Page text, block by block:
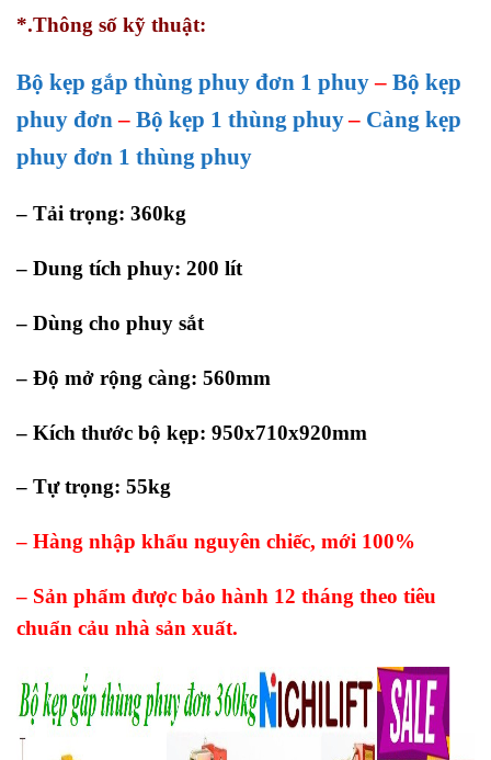
*.Thông số kỹ thuật:
Bộ kẹp gắp thùng phuy đơn 1 phuy– Bộ kẹp
phuy đơn – Bộ kẹp 1 thùng phuy– Càng kẹp
phuy đơn 1 thùng phuy
– Tải trọng: 360kg
– Dung tích phuy: 200 lít
– Dùng cho phuy sắt
– Độ mở rộng càng: 560mm
– Kích thước bộ kẹp: 950x710x920mm
– Tự trọng: 55kg
– Hàng nhập khẩu nguyên chiếc, mới 100%
– Sản phẩm được bảo hành 12 tháng theo tiêu
chuẩn cảu nhà sản xuất.